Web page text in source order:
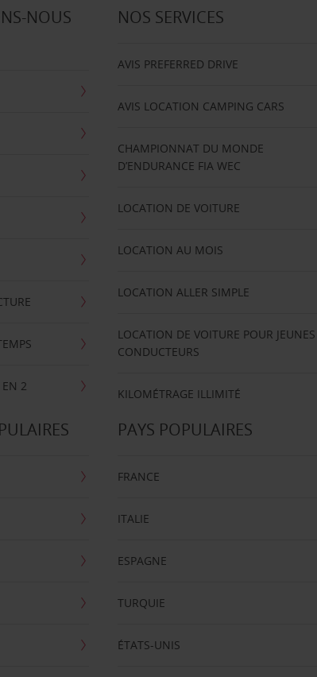
NOUS
EN 2
NOS SERVICES
AVIS PREFERRED DRIVE
AVIS LOCATION CAMPING CARS
CHAMPIONNAT DU MONDE
D’ENDURANCE FIA WEC
LOCATION DE VOITURE
LOCATION AU MOIS
LOCATION ALLER SIMPLE
LOCATION DE VOITURE POUR JEUNES
CONDUCTEURS
KILOMÉTRAGE ILLIMITÉ
PAYS POPULAIRES
FRANCE
ITALIE
ESPAGNE
TURQUIE
ÉTATS-UNIS